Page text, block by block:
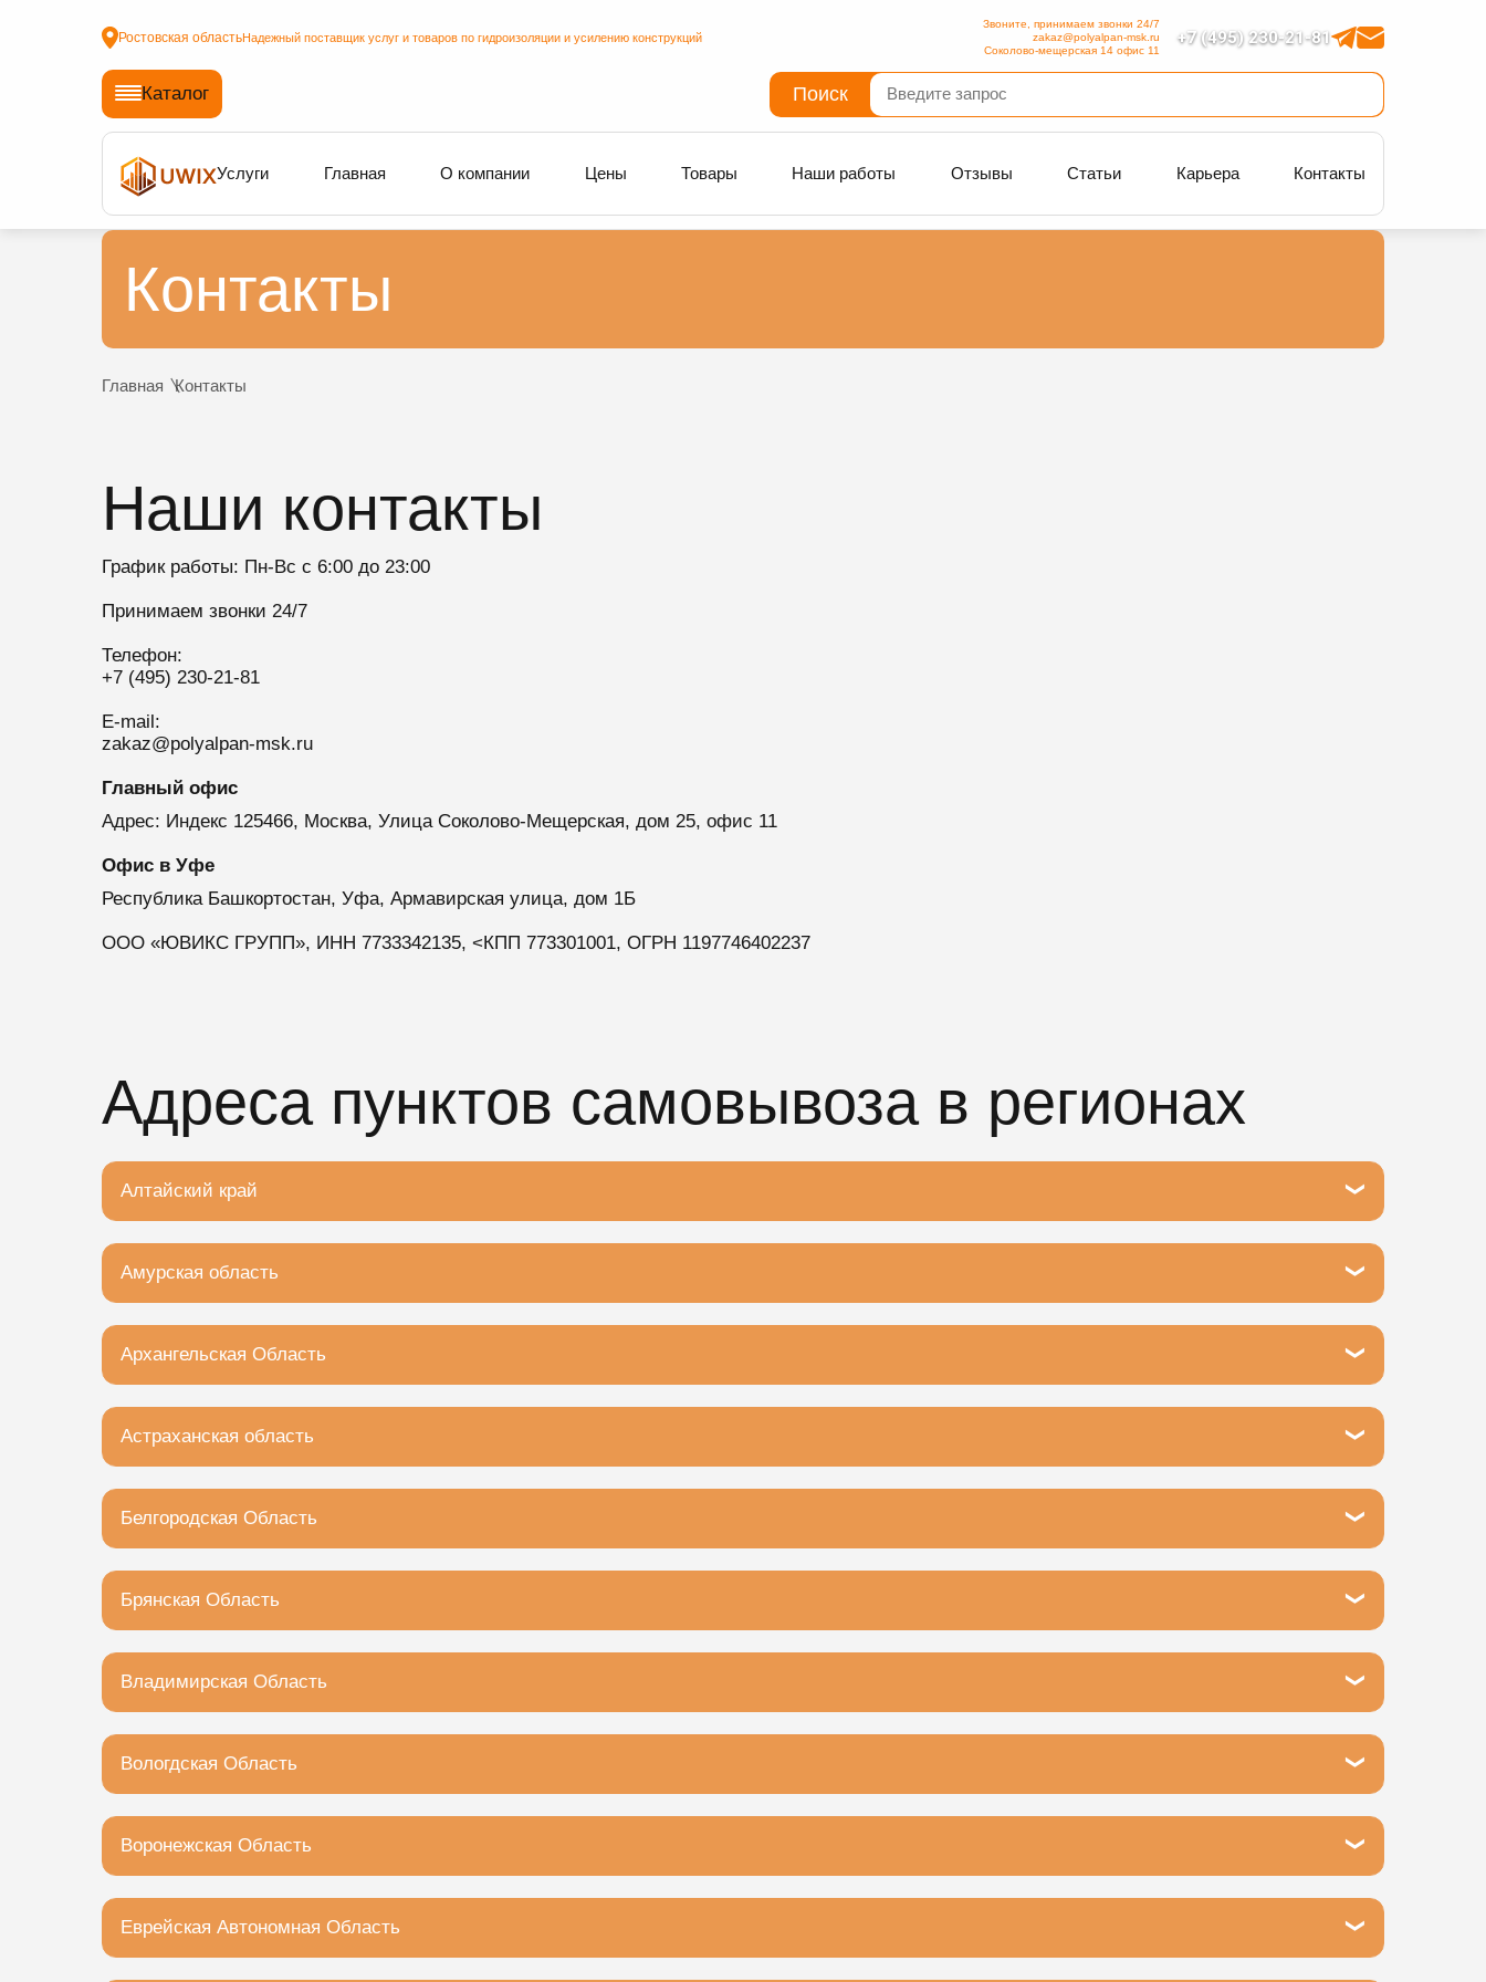
Ростовская областьНадежный поставщик услуг и товаров по гидроизоляции и усилению конструкций +7 (495) 230-21-81
Звоните, принимаем звонки 24/7
zakaz@polyalpan-msk.ru
Соколово-мещерская 14 офис 11
Каталог Поиск
Услуги Главная О компании Цены Товары Наши работы Отзывы Статьи Карьера Контакты
Контакты
Главная Контакты
Наши контакты
График работы: Пн-Вс с 6:00 до 23:00
Принимаем звонки 24/7
Телефон:
+7 (495) 230-21-81
E-mail:
zakaz@polyalpan-msk.ru
Главный офис
Адрес: Индекс 125466, Москва, Улица Соколово-Мещерская, дом 25, офис 11
Офис в Уфе
Республика Башкортостан, Уфа, Армавирская улица, дом 1Б
ООО «ЮВИКС ГРУПП», ИНН 7733342135, <КПП 773301001, ОГРН 1197746402237
Адреса пунктов самовывоза в регионах
Алтайский край
Барнаул, Северо-Западная улица, 171
Амурская область
Благовещенский муниципальный округ, село Чигири, Центральная улица, 35
Архангельская Область
Архангельск, улица Свободы, 53
Астраханская область
Камызяк, улица Максима Горького, 65Г
Белгородская Область
Белгород, Михайловское шоссе, 31В
Брянская Область
Брянск, Бежицкая улица, 7
Владимирская Область
Владимир, Московское шоссе, 5
Вологдская Область
Вологда, Зосимовская улица, 75с2
Воронежская Область
Воронеж, проспект Труда, 46А
Еврейская Автономная Область